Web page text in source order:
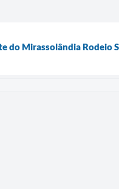
do Mirassolândia Rodeio